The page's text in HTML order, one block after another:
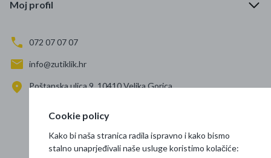
Moj profil
072 07 07 07
info@zutiklik.hr
Poštanska ulica 9, 10410 Velika Gorica
Prati nas
Cookie policy
Kako bi naša stranica radila ispravno i kako bismo
stalno unaprjeđivali naše usluge koristimo kolačiće: